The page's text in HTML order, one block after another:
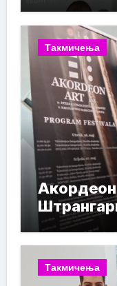
Такмичења
Акордеон
Такмичења